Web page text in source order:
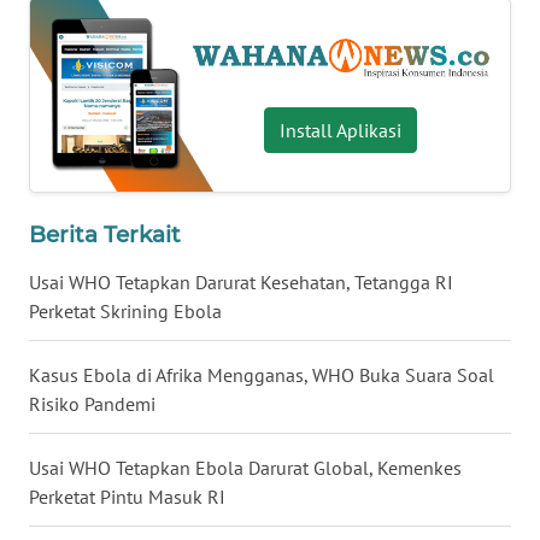
Install Aplikasi
Berita Terkait
Usai WHO Tetapkan Darurat Kesehatan, Tetangga RI
Perketat Skrining Ebola
Kasus Ebola di Afrika Mengganas, WHO Buka Suara Soal
Risiko Pandemi
Usai WHO Tetapkan Ebola Darurat Global, Kemenkes
Perketat Pintu Masuk RI
WN
BABEL
WN
SUMBAR
SUMSEL
WN
LAMPUNG
WN
JATENG